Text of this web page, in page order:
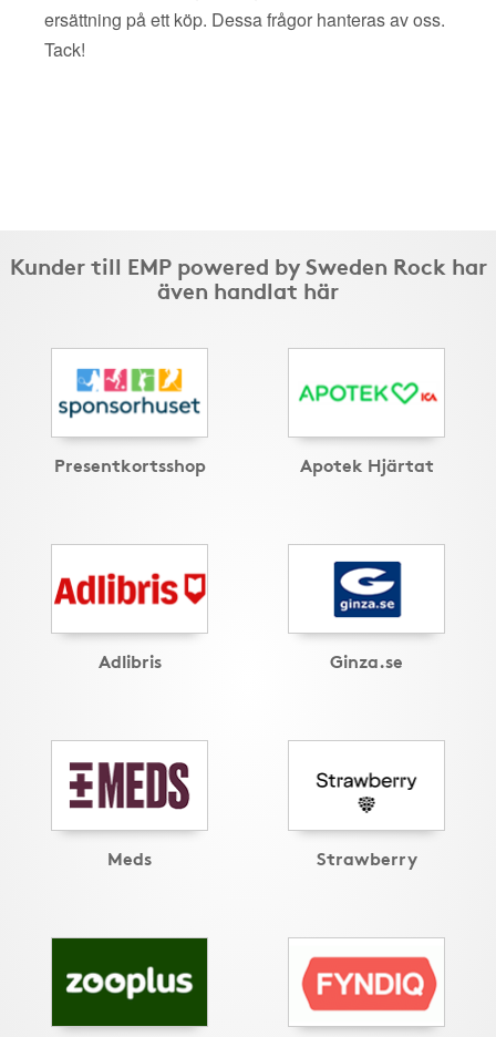
ersättning på ett köp. Dessa frågor hanteras av oss.
Tack!
Kunder till EMP powered by Sweden Rock har
även handlat här
Presentkortsshop Apotek Hjärtat
Adlibris Ginza.se
Meds Strawberry